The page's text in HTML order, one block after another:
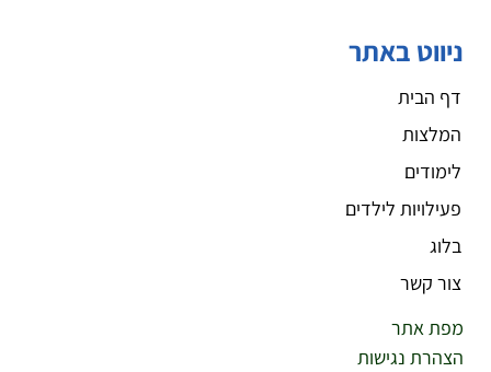
ניווט באתר
דף הבית
המלצות
לימודים
פעילויות לילדים
בלוג
צור קשר
מפת אתר
הצהרת נגישות